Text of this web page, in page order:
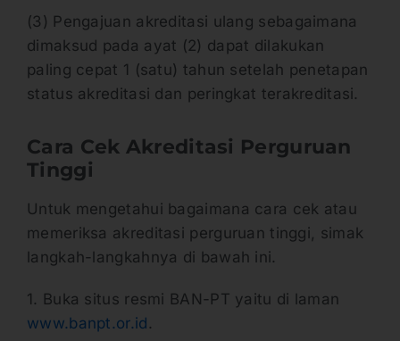
(3) Pengajuan akreditasi ulang sebagaimana
dimaksud pada ayat (2) dapat dilakukan
paling cepat 1 (satu) tahun setelah penetapan
status akreditasi dan peringkat terakreditasi.
Cara Cek Akreditasi Perguruan
Tinggi
Untuk mengetahui bagaimana cara cek atau
memeriksa akreditasi perguruan tinggi, simak
langkah-langkahnya di bawah ini.
1. Buka situs resmi BAN-PT yaitu di laman
www.banpt.or.id .